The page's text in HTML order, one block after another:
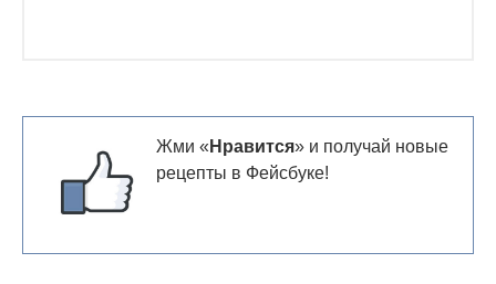
Жми « Нравится» и получай новые
рецепты в Фейсбуке!